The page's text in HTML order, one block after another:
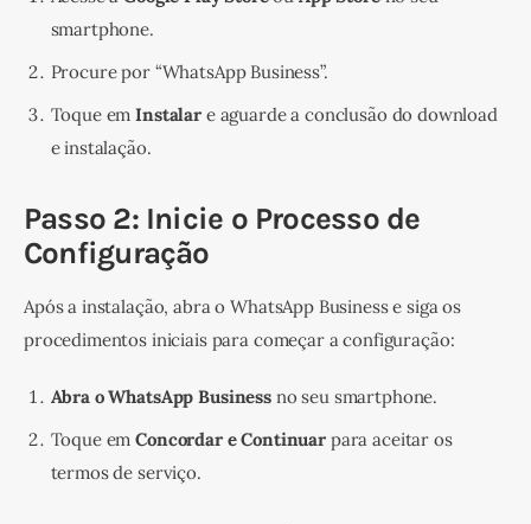
smartphone.
Procure por “WhatsApp Business”.
Toque emInstalare aguarde a conclusão do download
e instalação.
Passo 2: Inicie o Processo de
Configuração
Após a instalação, abra o WhatsApp Business e siga os
procedimentos iniciais para começar a configuração:
Abra o WhatsApp Businessno seu smartphone.
Toque emConcordar e Continuar para aceitar os
termos de serviço.